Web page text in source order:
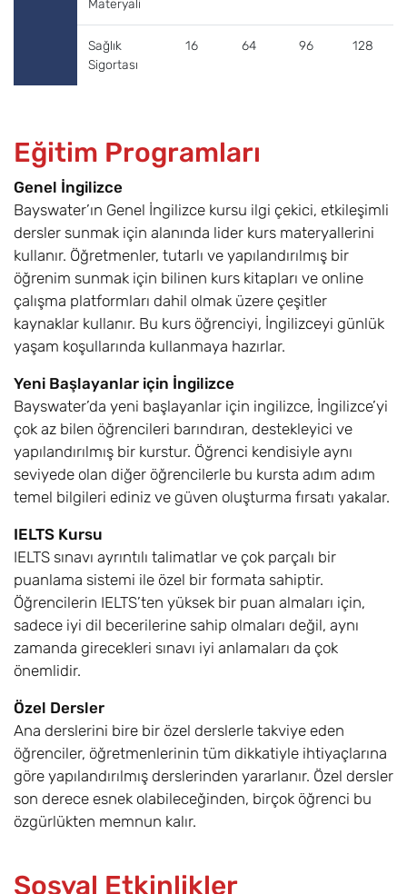
Materyali
Sağlık
Sigortası
16 64 96 128
Eğitim Programları
Genel İngilizce
Bayswater’ın Genel İngilizce kursu ilgi çekici, etkileşimli
dersler sunmak için alanında lider kurs materyallerini
kullanır. Öğretmenler, tutarlı ve yapılandırılmış bir
öğrenim sunmak için bilinen kurs kitapları ve online
çalışma platformları dahil olmak üzere çeşitler
kaynaklar kullanır. Bu kurs öğrenciyi, İngilizceyi günlük
yaşam koşullarında kullanmaya hazırlar.
Yeni Başlayanlar için İngilizce
Bayswater’da yeni başlayanlar için ingilizce, İngilizce’yi
çok az bilen öğrencileri barındıran, destekleyici ve
yapılandırılmış bir kurstur. Öğrenci kendisiyle aynı
seviyede olan diğer öğrencilerle bu kursta adım adım
temel bilgileri ediniz ve güven oluşturma fırsatı yakalar.
IELTS Kursu
IELTS sınavı ayrıntılı talimatlar ve çok parçalı bir
puanlama sistemi ile özel bir formata sahiptir.
Öğrencilerin IELTS’ten yüksek bir puan almaları için,
sadece iyi dil becerilerine sahip olmaları değil, aynı
zamanda girecekleri sınavı iyi anlamaları da çok
önemlidir.
Özel Dersler
Ana derslerini bire bir özel derslerle takviye eden
öğrenciler, öğretmenlerinin tüm dikkatiyle ihtiyaçlarına
göre yapılandırılmış derslerinden yararlanır. Özel dersler
son derece esnek olabileceğinden, birçok öğrenci bu
özgürlükten memnun kalır.
Sosyal Etkinlikler